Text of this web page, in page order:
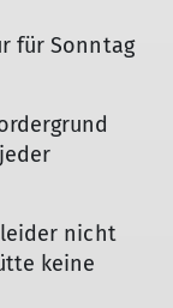
für Sonntag
nicht
keine